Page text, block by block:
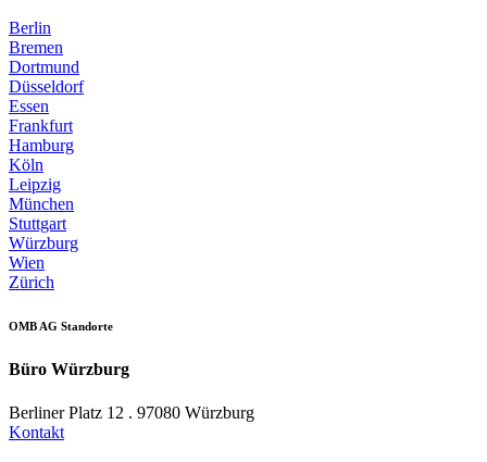
Berlin
Bremen
Dortmund
Düsseldorf
Essen
Frankfurt
Hamburg
Köln
Leipzig
München
Stuttgart
Würzburg
Wien
Zürich
OMB AG Standorte
Büro Würzburg
Berliner Platz 12 . 97080 Würzburg
Kontakt